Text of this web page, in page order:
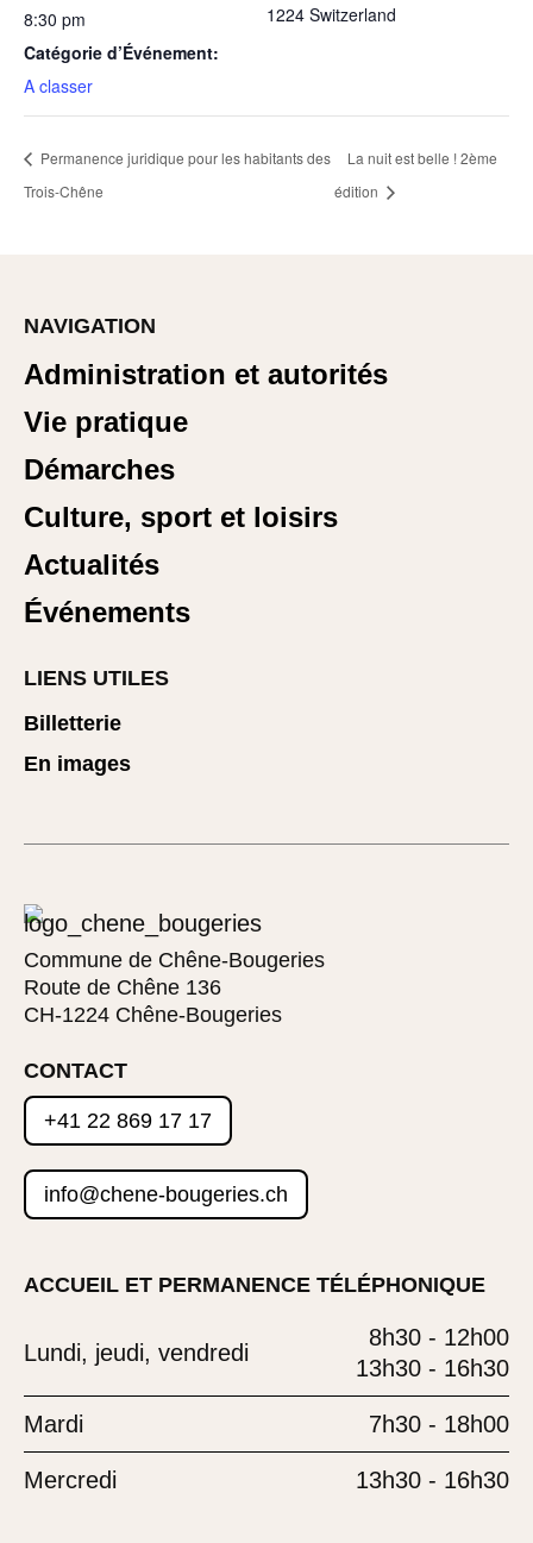
8:30 pm
Catégorie d’Événement:
A classer
1224 Switzerland
Permanence juridique pour les habitants des
Trois-Chêne
La nuit est belle ! 2ème
édition
NAVIGATION
Administration et autorités
Vie pratique
Démarches
Culture, sport et loisirs
Actualités
Événements
LIENS UTILES
Billetterie
En images
Commune de Chêne-Bougeries
Route de Chêne 136
CH-1224 Chêne-Bougeries
CONTACT
+41 22 869 17 17
info@chene-bougeries.ch
ACCUEIL ET PERMANENCE TÉLÉPHONIQUE
Lundi, jeudi, vendredi
8h30 - 12h00
13h30 - 16h30
Mardi 7h30 - 18h00
Mercredi 13h30 - 16h30